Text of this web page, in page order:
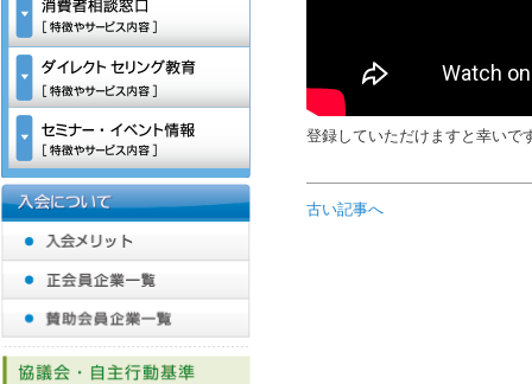
登録していただけますと幸いで
古い記事へ